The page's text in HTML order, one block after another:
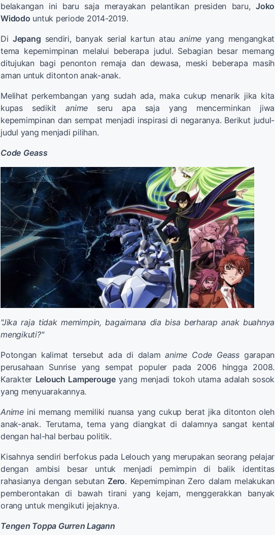
belakangan ini baru saja merayakan pelantikan presiden baru, Joko
Widodo untuk periode 2014-2019.
Di Jepang sendiri, banyak serial kartun atauanime yang mengangkat
tema kepemimpinan melalui beberapa judul. Sebagian besar memang
ditujukan bagi penonton remaja dan dewasa, meski beberapa masih
aman untuk ditonton anak-anak.
Melihat perkembangan yang sudah ada, maka cukup menarik jika kita
kupas sedikitanime seru apa saja yang mencerminkan jiwa
kepemimpinan dan sempat menjadi inspirasi di negaranya. Berikut judul-
judul yang menjadi pilihan.
Code Geass
"Jika raja tidak memimpin, bagaimana dia bisa berharap anak buahnya
mengikuti?"
Potongan kalimat tersebut ada di dalamanime Code Geassgarapan
perusahaan Sunrise yang sempat populer pada 2006 hingga 2008.
Karakter Lelouch Lamperougeyang menjadi tokoh utama adalah sosok
yang menyuarakannya.
Animeini memang memiliki nuansa yang cukup berat jika ditonton oleh
anak-anak. Terutama, tema yang diangkat di dalamnya sangat kental
dengan hal-hal berbau politik.
Kisahnya sendiri berfokus pada Lelouch yang merupakan seorang pelajar
dengan ambisi besar untuk menjadi pemimpin di balik identitas
rahasianya dengan sebutan Zero. Kepemimpinan Zero dalam melakukan
pemberontakan di bawah tirani yang kejam, menggerakkan banyak
orang untuk mengikuti jejaknya.
Tengen Toppa Gurren Lagann